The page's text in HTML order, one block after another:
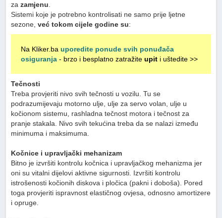
zazamjenu.
Sistemi koje je potrebno kontrolisati ne samo prije ljetne
sezone,već tokom cijele godine su:
Na Kliker.bauporedite ponude svih ponuđača
osiguranja - brzo i besplatno zatražiteupit i uštedite >>
Tečnosti
Treba provjeriti nivo svih tečnosti u vozilu. Tu se
podrazumijevaju motorno ulje, ulje za servo volan, ulje u
kočionom sistemu, rashladna tečnost motora i tečnost za
pranje stakala. Nivo svih tekućina treba da se nalazi između
minimuma i maksimuma.
Kočnice i upravljački mehanizam
Bitno je izvršiti kontrolu kočnica i upravljačkog mehanizma jer
oni su vitalni dijelovi aktivne sigurnosti. Izvršiti kontrolu
istrošenosti kočionih diskova i pločica (pakni i doboša). Pored
toga provjeriti ispravnost elastičnog ovjesa, odnosno amortizere
i opruge.